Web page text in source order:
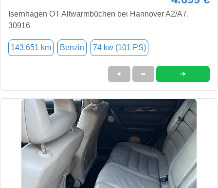
Isernhagen OT Altwarmbüchen bei Hannover A2/A7,
30916
143.651 km Benzin 74 kw (101 PS)
★ ➦ ➜